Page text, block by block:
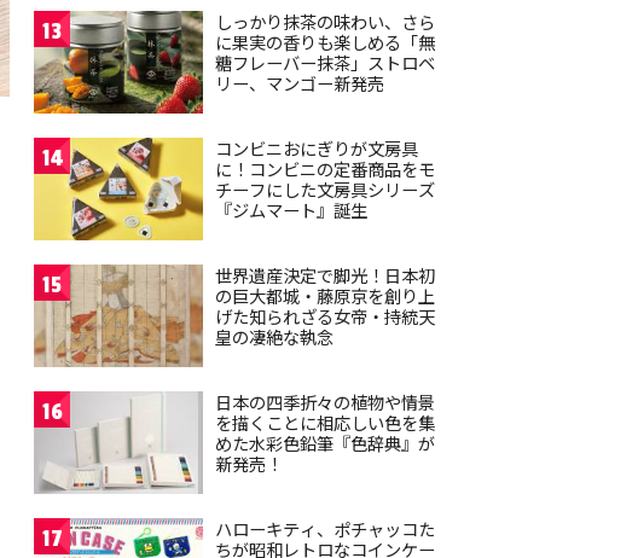
13
しっかり抹茶の味わい、さら
に果実の香りも楽しめる「無
糖フレーバー抹茶」ストロベ
リー、マンゴー新発売
14
コンビニおにぎりが文房具
に！コンビニの定番商品をモ
チーフにした文房具シリーズ
『ジムマート』誕生
15
世界遺産決定で脚光！日本初
の巨大都城・藤原京を創り上
げた知られざる女帝・持統天
皇の凄絶な執念
16
日本の四季折々の植物や情景
を描くことに相応しい色を集
めた水彩色鉛筆『色辞典』が
新発売！
17
ハローキティ、ポチャッコた
ちが昭和レトロなコインケー